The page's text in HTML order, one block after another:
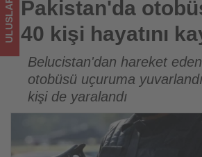
için
turizmde
olup
bitenleri
takip
ediyor!
Pakistan'da otobüs faciası: 40 kişi hayatını
Pakistan'da
40 kişi hayatını
Belucistan'dan hareket
otobüsü uçuruma
kişi de yaralandı